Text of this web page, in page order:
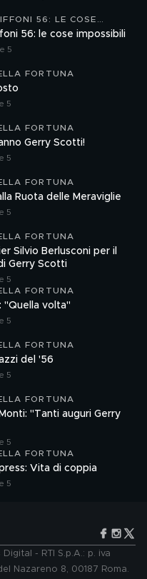
56: LE COSE
56: le cose impossibili
5
FORTUNA
5
FORTUNA
Gerry Scotti!
5
FORTUNA
Ruota delle Meraviglie
5
FORTUNA
Silvio Berlusconi per il
Gerry Scotti
5
FORTUNA
"Quella volta"
5
FORTUNA
del '56
5
FORTUNA
"Tanti auguri Gerry
5
FORTUNA
Vita di coppia
5
- RTI S.p.A.: p. iva
Nazareno 8, 00187 Roma.